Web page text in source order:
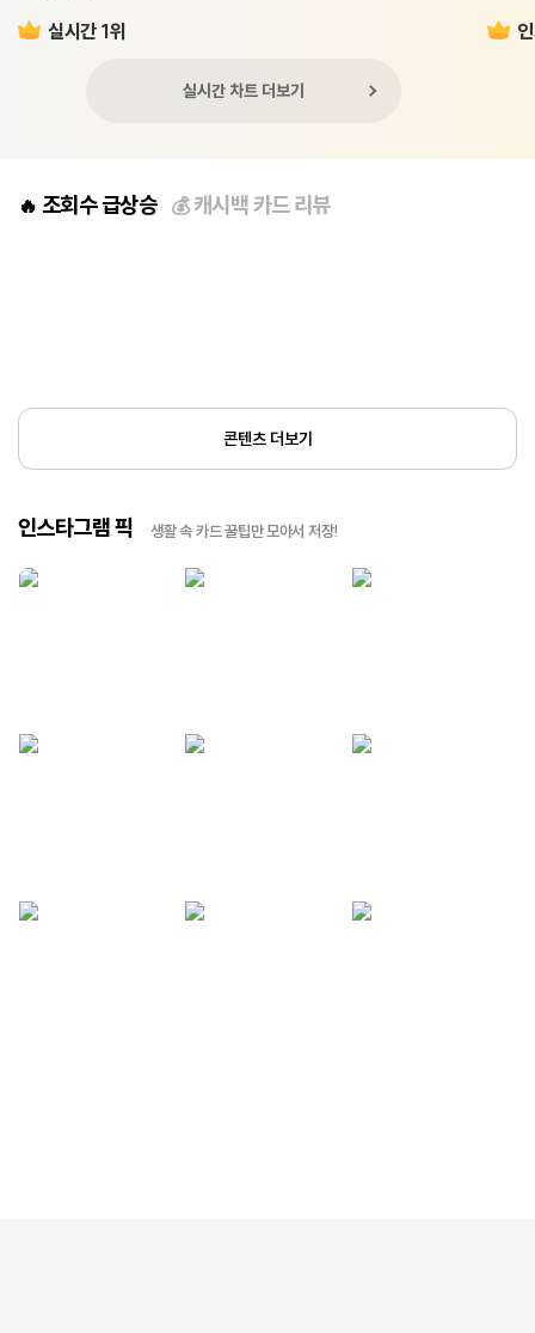
실시간 1위
실시간 차트 더보기
🔥 조회수 급상승 💰캐시백 카드 리뷰
콘텐츠 더보기
인스타그램 픽 생활 속 카드 꿀팁만 모아서 저장!